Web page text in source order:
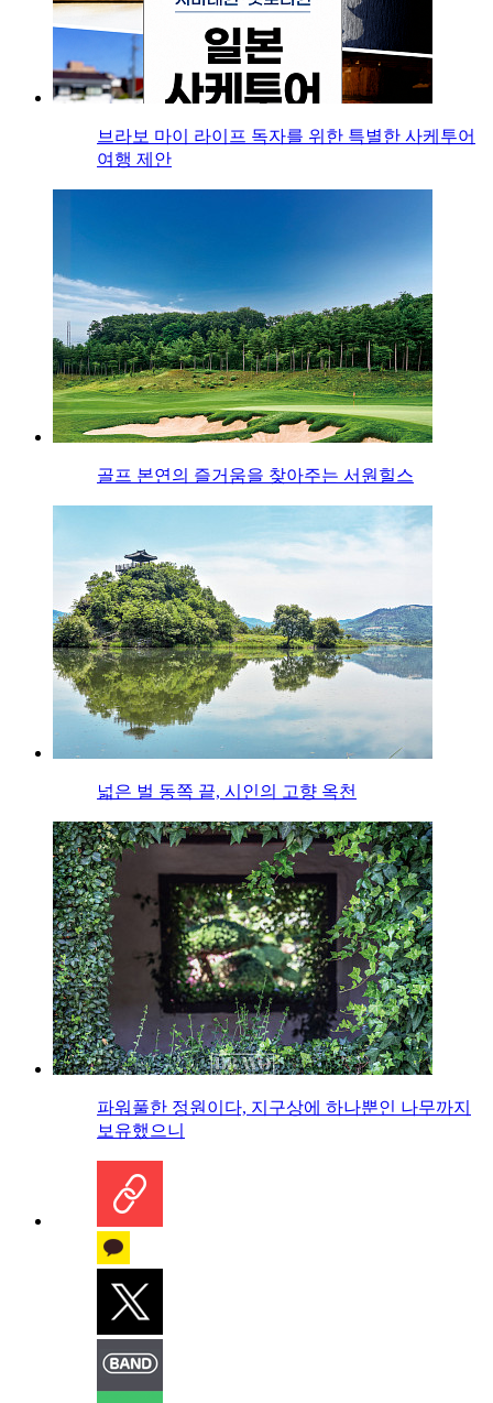
브라보 마이 라이프 독자를 위한 특별한 사케투어
여행 제안
골프 본연의 즐거움을 찾아주는 서원힐스
넓은 벌 동쪽 끝, 시인의 고향 옥천
파워풀한 정원이다, 지구상에 하나뿐인 나무까지
보유했으니